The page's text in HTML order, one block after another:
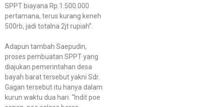
SPPT biayana Rp.1.500.000
pertamana, terus kurang keneh
500rb, jadi totalna 2jt rupiah”.
Adapun tambah Saepudin,
proses pembuatan SPPT yang
diajukan pemerintahan desa
bayah barat tersebut yakni Sdr.
Gagan tersebut itu hanya dalam
kurun waktu dua hari. “Indit poe